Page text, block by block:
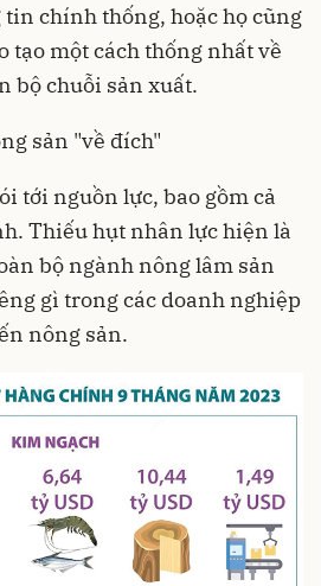
chính thống, hoặc họ cũng
tạo một cách thống nhất về
bộ chuỗi sản xuất.
sản "về đích"
tới nguồn lực, bao gồm cả
Thiếu hụt nhân lực hiện là
bộ ngành nông lâm sản
gì trong các doanh nghiệp
nông sản.